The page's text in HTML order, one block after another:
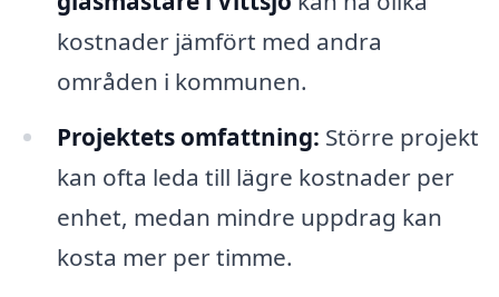
kostnader jämfört med andra
områden i kommunen.
Projektets omfattning: Större projekt
kan ofta leda till lägre kostnader per
enhet, medan mindre uppdrag kan
kosta mer per timme.